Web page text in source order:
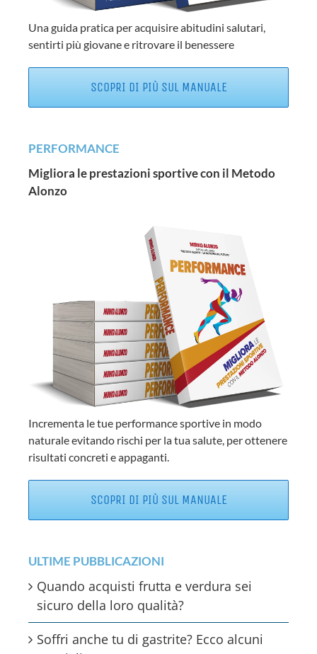
Una guida pratica per acquisire abitudini salutari,
sentirti più giovane e ritrovare il benessere
SCOPRI DI PIÙ SUL MANUALE
PERFORMANCE
Migliora le prestazioni sportive con il Metodo
Alonzo
Incrementa le tue performance sportive in modo
naturale evitando rischi per la tua salute, per ottenere
risultati concreti e appaganti.
SCOPRI DI PIÙ SUL MANUALE
ULTIME PUBBLICAZIONI
Quando acquisti frutta e verdura sei
sicuro della loro qualità?
Soffri anche tu di gastrite? Ecco alcuni